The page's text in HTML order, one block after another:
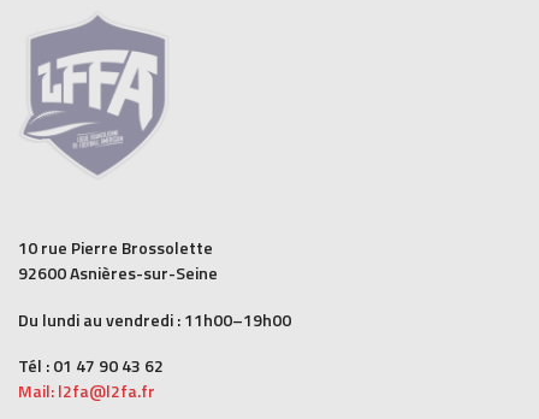
10 rue Pierre Brossolette
92600 Asnières-sur-Seine
Du lundi au vendredi : 11h00–19h00
Tél : 01 47 90 43 62
Mail: l2fa@l2fa.fr